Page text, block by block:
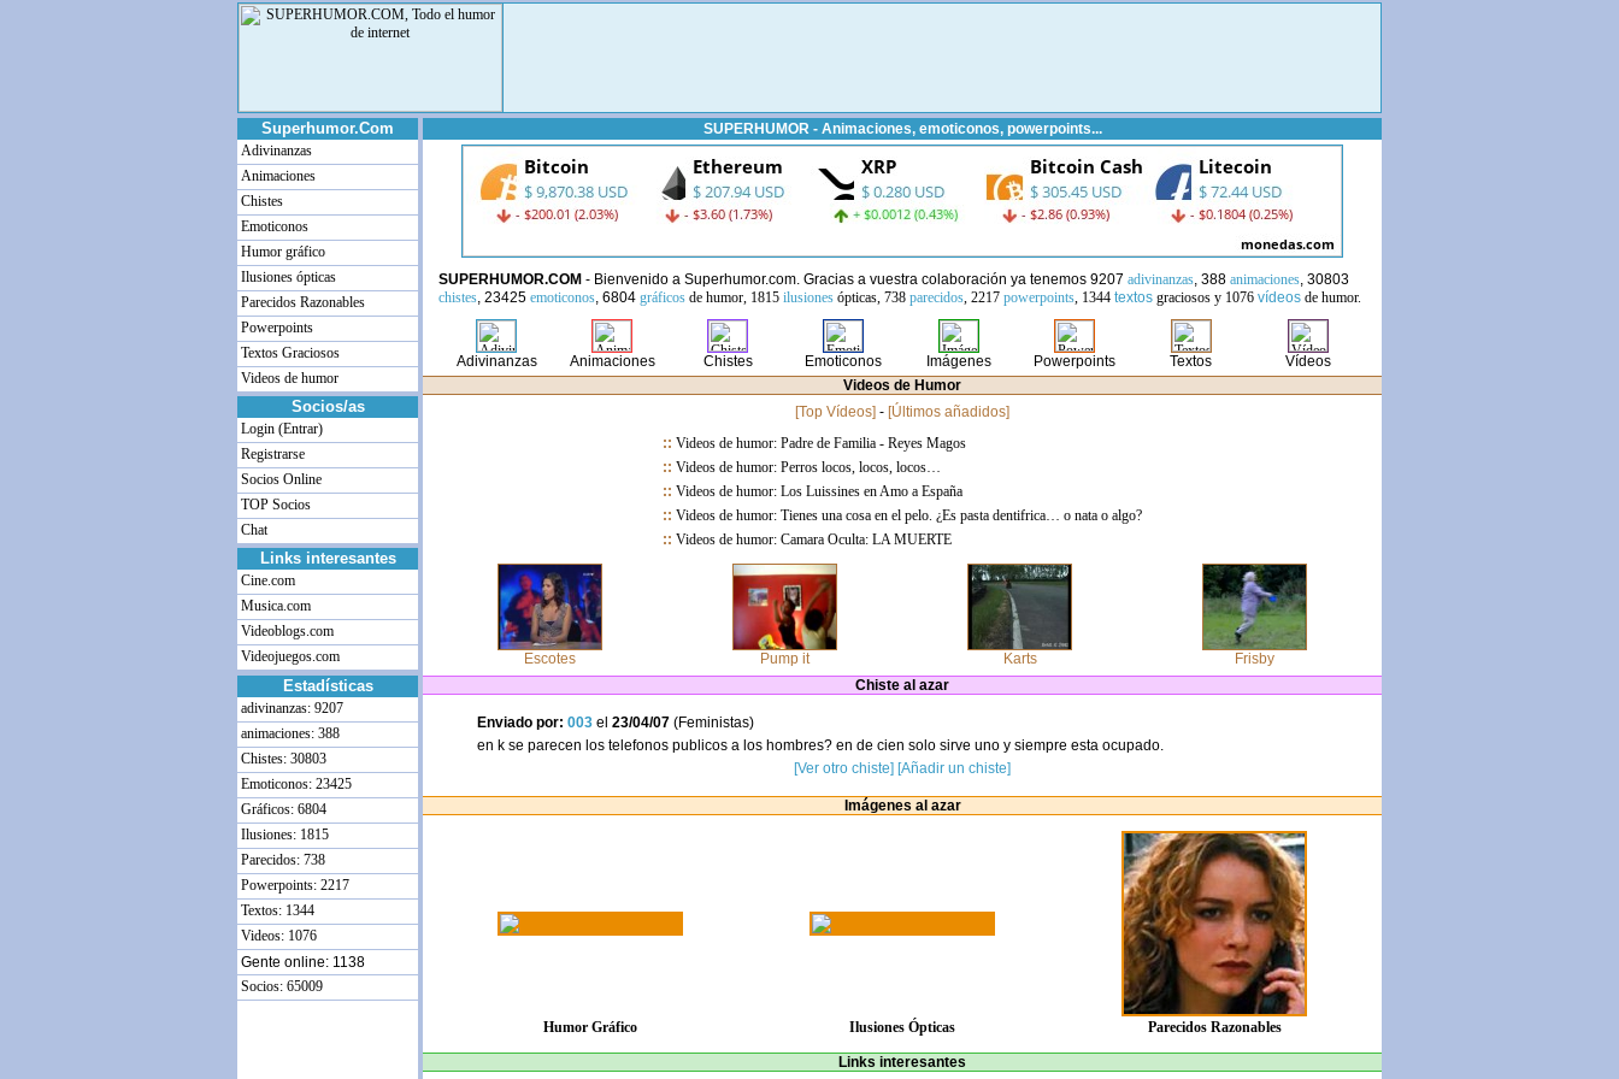
Superhumor.Com
Adivinanzas
Animaciones
Chistes
Emoticonos
Humor gráfico
Ilusiones ópticas
Parecidos Razonables
Powerpoints
Textos Graciosos
Videos de humor
Socios/as
Login (Entrar)
Registrarse
Socios Online
TOP Socios
Chat
Links interesantes
Cine.com
Musica.com
Videoblogs.com
Videojuegos.com
Estadísticas
adivinanzas: 9207
animaciones: 388
Chistes: 30803
Emoticonos: 23425
Gráficos: 6804
Ilusiones: 1815
Parecidos: 738
Powerpoints: 2217
Textos: 1344
Videos: 1076
Gente online: 1138
Socios: 65009
SUPERHUMOR - Animaciones, emoticonos, powerpoints...
SUPERHUMOR.COM - Bienvenido a Superhumor.com. Gracias a vuestra colaboración ya tenemos 9207 adivinanzas, 388 animaciones, 30803
chistes, 23425 emoticonos, 6804 gráficos de humor, 1815 ilusiones ópticas, 738 parecidos, 2217 powerpoints, 1344 textos graciosos y 1076 vídeos de humor.
Adivinanzas Animaciones Chistes Emoticonos Imágenes Powerpoints Textos
Vídeos
Videos de Humor
[Top Vídeos] - [Últimos añadidos]
:: Videos de humor: Padre de Familia - Reyes Magos
:: Videos de humor: Perros locos, locos, locos…
:: Videos de humor: Los Luissines en Amo a España
:: Videos de humor: Tienes una cosa en el pelo. ¿Es pasta dentifrica… o nata o algo?
:: Videos de humor: Camara Oculta: LA MUERTE
Escotes Pump it Karts
Frisby
Chiste al azar
Enviado por: 003 el 23/04/07 (Feministas)
en k se parecen los telefonos publicos a los hombres? en de cien solo sirve uno y siempre esta ocupado.
[Ver otro chiste] [Añadir un chiste]
Imágenes al azar
Humor Gráfico Ilusiones Ópticas Parecidos Razonables
Links interesantes